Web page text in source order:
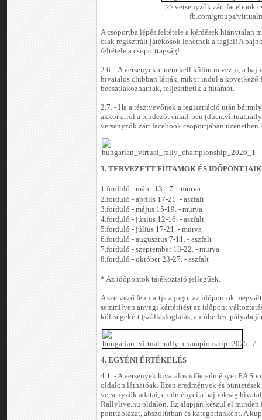
>> versenyzők zárt facebook
fb.com/groups/
A csoportba lépés feltétele a kérdések hiánytalan
csak regisztrált játékosok lehetnek a tagjai! A
feltétele a csoporttagság!
2.6. - A versenyekre nem kell külön nevezni, a
hivatalos clubban látják, mikor indul a következő
becsatlakozhatnak, teljesíthetik a futamot.
2.7. - Ha a résztvevőnek a regisztráció után
akkor arról a rendezőt email-ben
versenyzők zárt facebook csoportjában üzenetben
3. TERVEZETT FUTAMOK ÉS
1.forduló - márc. 13-17. - murva
2.forduló - április 17-21. - aszfalt
3.forduló - május 15-19. - murva
4.forduló - június 12-16. - aszfalt
5.forduló - július 17-21. - murva
6.forduló - augusztus 7-11. - aszfalt
7.forduló - szeptember 18-22. - murva
8.forduló - október 23-27. - aszfalt
* Az időpontok tájékoztató jellegűek.
A szervező fenntartja a jogot az időpontok
semmilyen anyagi kártérítést az időpont
költségekért (szállásfoglalás, autóbérlés,
4. EGYÉNI ÉRTÉKELÉS
4.1. - A versenyek hivatalos időeredményei EA
oldalon láthatóak. Ezen eredmények és
versenyzők adatai, eredményei a bajnokság
Rallylive.hu oldalon. Ez alapján készül el minden
ponttáblázat, abszolútban és kategóriánként. A